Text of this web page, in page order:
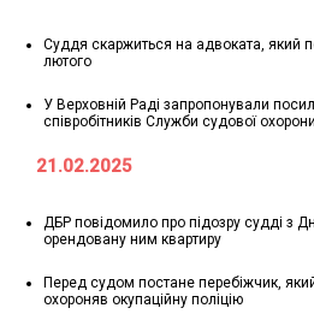
Суддя скаржиться на адвоката, який
лютого
У Верховній Раді запропонували
співробітників Служби судової охорони
21.02.2025
ДБР повідомило про підозру судді з
орендовану ним квартиру
Перед судом постане перебіжчик,
охороняв окупаційну поліцію